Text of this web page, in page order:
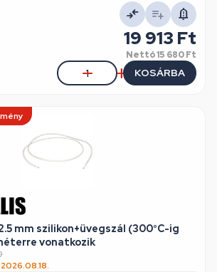
19 913 Ft
Nettó15 680 Ft
KOSÁRBA
ár 1 méterre vonatkozik